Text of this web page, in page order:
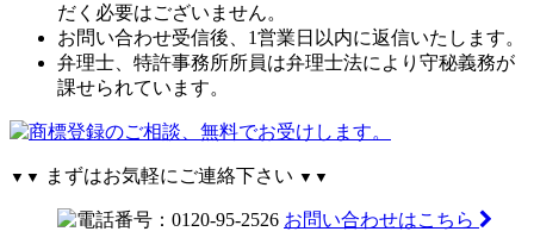
だく必要はございません。
お問い合わせ受信後、1営業日以内に返信いたします。
弁理士、特許事務所所員は弁理士法により守秘義務が
課せられています。
▼▼ まずはお気軽にご連絡下さい ▼▼
お問い合わせはこちら